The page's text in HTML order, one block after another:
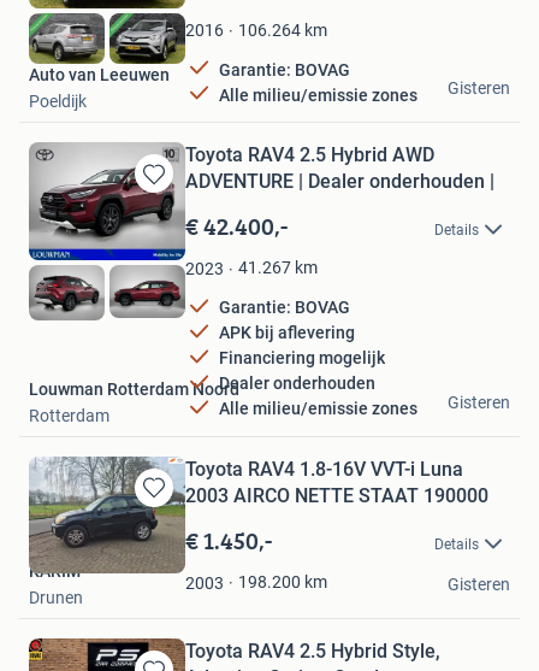
Favorieten2016 106.264 km
Garantie: BOVAG
Alle milieu/emissie zones
Auto van Leeuwen
Poeldijk
Gisteren
Bewaren
in
Mijn
Favorieten
Toyota RAV4 2.5 Hybrid AWD
ADVENTURE | Dealer onderhouden |
€ 42.400,- Details
2023 41.267 km
Garantie: BOVAG
APK bij aflevering
Financiering mogelijk
Dealer onderhouden
Alle milieu/emissie zones
Louwman Rotterdam Noord
Rotterdam
Gisteren
Bewaren
in
Mijn
Favorieten
Toyota RAV4 1.8-16V VVT-i Luna
2003 AIRCO NETTE STAAT 190000
€ 1.450,- Details
2003 198.200 km
KARIM
Drunen
Gisteren
Toyota RAV4 2.5 Hybrid Style,